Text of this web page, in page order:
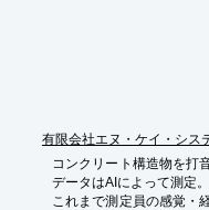
有限会社エヌ・ケイ・シス
コンクリート構造物を打
データはAIによって測定。
これまで測定員の感覚・